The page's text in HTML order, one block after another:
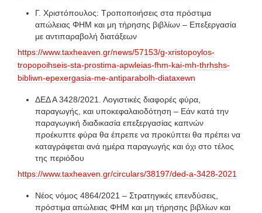
Γ. Χριστόπουλος: Τροποποιήσεις στα πρόστιμα
απώλειας ΦΗΜ και μη τήρησης βιβλίων – Επεξεργασία
με αντιπαραβολή διατάξεων
https://www.taxheaven.gr/news/57153/g-xristopoylos-
tropopoihseis-sta-prostima-apwleias-fhm-kai-mh-thrhshs-
bibliwn-epexergasia-me-antiparabolh-diataxewn
ΔΕΔ Α 3428/2021. Λογιστικές διαφορές φύρα,
παραγωγής, και υποκεφαλαιοδότηση – Εάν κατά την
παραγωγική διαδικασία επεξεργασίας καπνών
προέκυπτε φύρα θα έπρεπε να προκύπτει θα πρέπει να
καταγράφεται ανά ημέρα παραγωγής και όχι στο τέλος
της περιόδου
https://www.taxheaven.gr/circulars/38197/ded-a-3428-2021
Νέος νόμος 4864/2021 – Στρατηγικές επενδύσεις,
πρόστιμα απώλειας ΦΗΜ και μη τήρησης βιβλίων και